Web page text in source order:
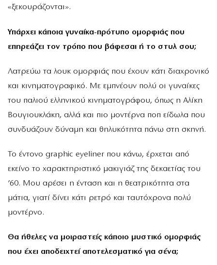
«ξεκουράζονται».
Υπάρχει κάποια γυναίκα-πρότυπο ομορφιάς που
επηρεάζει τον τρόπο που βάφεσαι ή το στυλ σου;
Λατρεύω τα λουκ ομορφιάς που έχουν κάτι διαχρονικό
και κινηματογραφικό. Με εμπνέουν πολύ οι γυναίκες
του παλιού ελληνικού κινηματογράφου, όπως η Αλίκη
Βουγιουκλάκη, αλλά και πιο μοντέρνα ποπ είδωλα που
συνδυάζουν δύναμη και θηλυκότητα πάνω στη σκηνή.
Το έντονο graphic eyeliner που κάνω, έρχεται από
εκείνο το χαρακτηριστικό μακιγιάζ της δεκαετίας του
’60. Μου αρέσει η ένταση και η θεατρικότητα στα
μάτια, γιατί δίνει κάτι ρετρό και ταυτόχρονα πολύ
μοντέρνο.
Θα ήθελες να μοιραστείς κάποιο μυστικό ομορφιάς
που έχει αποδειχτεί αποτελεσματικό για σένα;